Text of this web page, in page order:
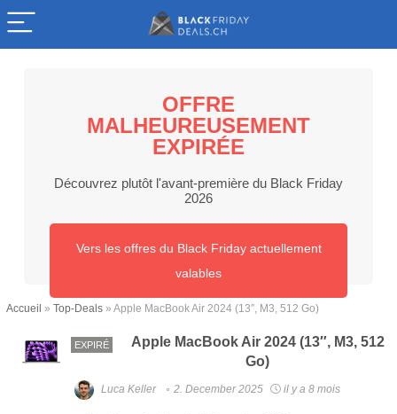
OFFRE
MALHEUREUSEMENT
EXPIRÉE
Découvrez plutôt l'avant-première du Black Friday
2026
Vers les offres du Black Friday actuellement
valables
Accueil » Top-Deals » Apple MacBook Air 2024 (13″, M3, 512 Go)
EXPIRÉ
Apple MacBook Air 2024 (13″, M3, 512
Go)
Luca Keller 2. December 2025 il y a 8 mois